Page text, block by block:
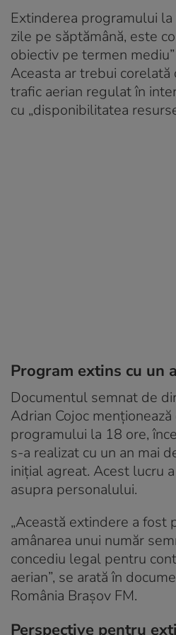
Extinderea programului
zile pe săptămână, este
obiectiv pe termen
Aceasta ar trebui corelată
trafic aerian regulat în
cu „disponibilitatea
Program extins cu un
Documentul semnat de
Adrian Cojoc
programului la 18 ore,
s-a realizat cu un an mai
inițial agreat. Acest lucru
asupra personalului.
„Această extindere a fost
amânarea unui număr
concediu legal pentru
aerian”, se arată în
România Brașov FM.
Perspective pentru